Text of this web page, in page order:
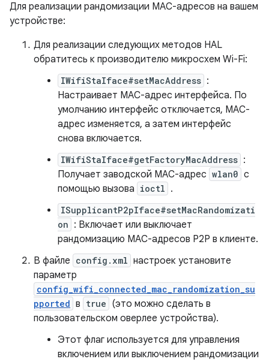
Для реализации рандомизации MAC-адресов на вашем
устройстве:
Для реализации следующих методов HAL
обратитесь к производителю микросхем Wi-Fi:
IWifiStaIface#setMacAddress :
Настраивает MAC-адрес интерфейса. По
умолчанию интерфейс отключается, MAC-
адрес изменяется, а затем интерфейс
снова включается.
IWifiStaIface#getFactoryMacAddress :
Получает заводской MAC-адрес wlan0 с
помощью вызова ioctl .
ISupplicantP2pIface#setMacRandomizati
on : Включает или выключает
рандомизацию MAC-адресов P2P в клиенте.
В файле config.xml настроек установите
параметр
config_wifi_connected_mac_randomization_su
pported в true (это можно сделать в
пользовательском оверлее устройства).
Этот флаг используется для управления
включением или выключением рандомизации